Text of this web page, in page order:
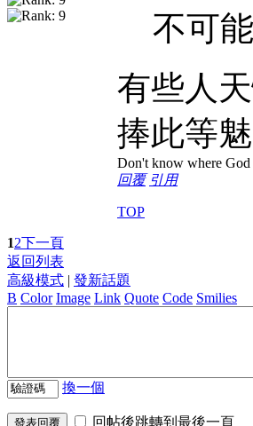
不可
有些人
捧此等
Don't know where
回覆 引用
TOP
12下一頁
返回列表
高級模式 | 發新話題
B Color Image Link Quote Code Smilies
換一個
發表回覆 回帖後跳轉到最後一頁